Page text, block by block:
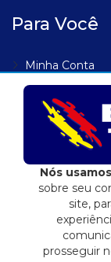
Para Você
Minha Conta
Meus
Meus Pedidos
Lista de
Rastrear Pedido
Nós
sobre seu
site,
prosseguir